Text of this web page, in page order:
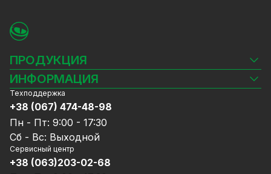
Тип корпуса - антивандальный.
Доставка товара осуществляется по всей
территории Украины в срок от 1 до 5 рабочих
дней. Гарантия 12 мес.
Возврат и обмен товара производится в
соответствии с Законом Украины "О защите
прав потребителя".
ПРОДУКЦИЯ
Камеры видеонаблюдения
Видеорегистраторы
Комплекты видеонаблюдения
СКУД
Источники питания
Сетевое оборудование
Ноутбуки и компьютеры
ИНФОРМАЦИЯ
Блог
Доставка и оплата
Гарантия и Сервисное обслуживание
Политика конфиденциальности
Договор публичной оферты
Сотрудничество
Техподдержка
+38 (067) 474-48-98
Пн - Пт: 9:00 - 17:30
Сб - Вс: Выходной
Сервисный центр
+38 (063)203-02-68